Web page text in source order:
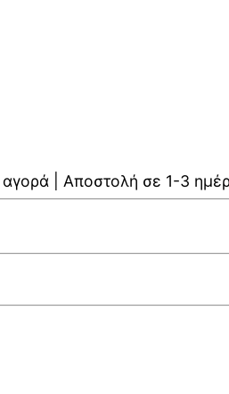
| Αποστολή σε 1-3